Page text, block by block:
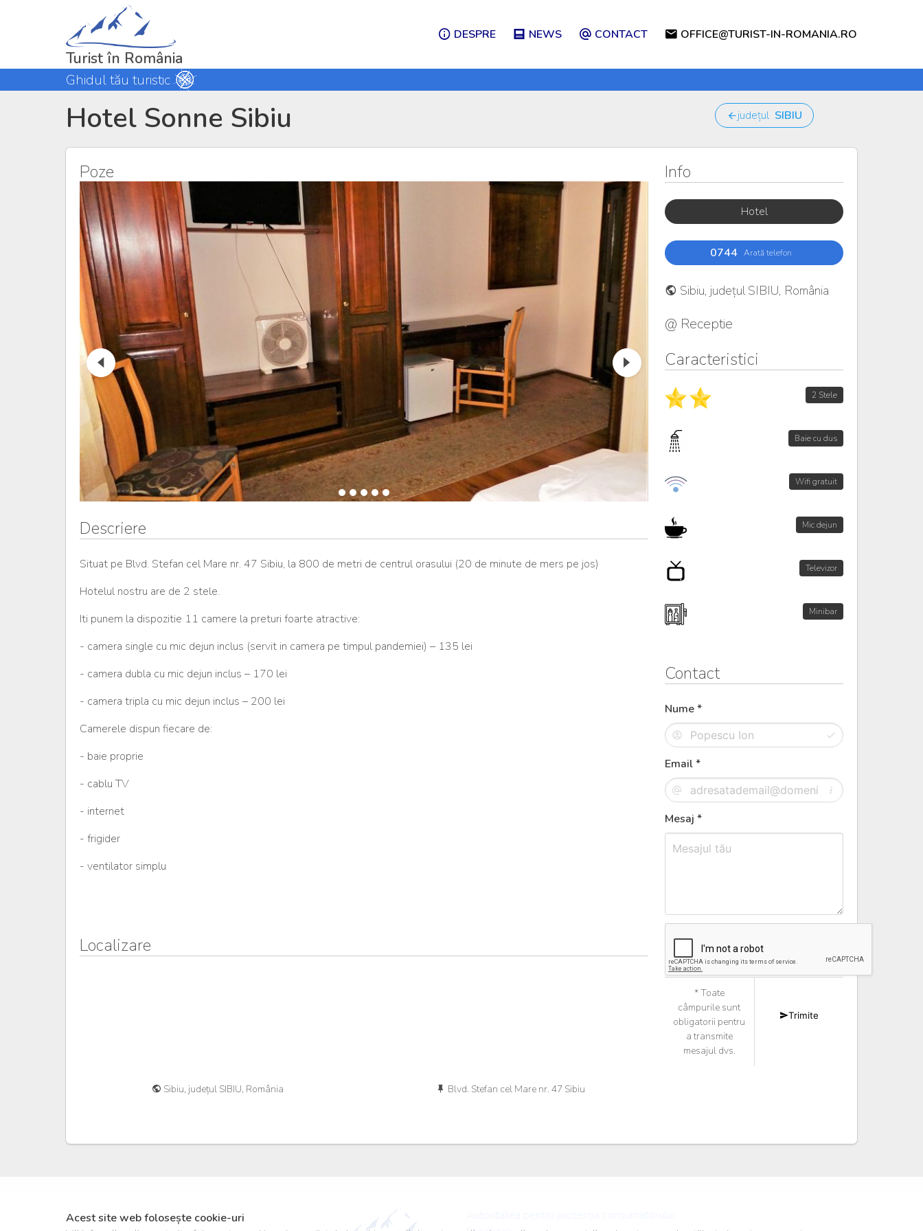
Turist în România
DESPRE NEWS CONTACT OFFICE@TURIST-IN-ROMANIA.RO
Ghidul tău turistic
Hotel Sonne Sibiu județul SIBIU
Poze
Descriere
Situat pe Blvd. Stefan cel Mare nr. 47 Sibiu, la 800 de metri de centrul orasului (20 de minute de mers pe jos)
Hotelul nostru are de 2 stele.
Iti punem la dispozitie 11 camere la preturi foarte atractive:
- camera single cu mic dejun inclus (servit in camera pe timpul pandemiei) – 135 lei
- camera dubla cu mic dejun inclus – 170 lei
- camera tripla cu mic dejun inclus – 200 lei
Camerele dispun fiecare de:
- baie proprie
- cablu TV
- internet
- frigider
- ventilator simplu
Localizare
Sibiu, județul SIBIU, România Blvd. Stefan cel Mare nr. 47 Sibiu
Info
Hotel
0744 Arată telefon
Sibiu, județul SIBIU, România
@ Receptie
Caracteristici
2 Stele
Baie cu dus
Wifi gratuit
Mic dejun
Televizor
Minibar
Contact
Nume *
Email *
Mesaj *
* Toate
câmpurile sunt
obligatorii pentru
a transmite
mesajul dvs.
Trimite
Acest site web folosește cookie-uri